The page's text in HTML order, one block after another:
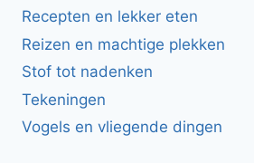
Recepten en lekker eten
Reizen en machtige plekken
Stof tot nadenken
Tekeningen
Vogels en vliegende dingen